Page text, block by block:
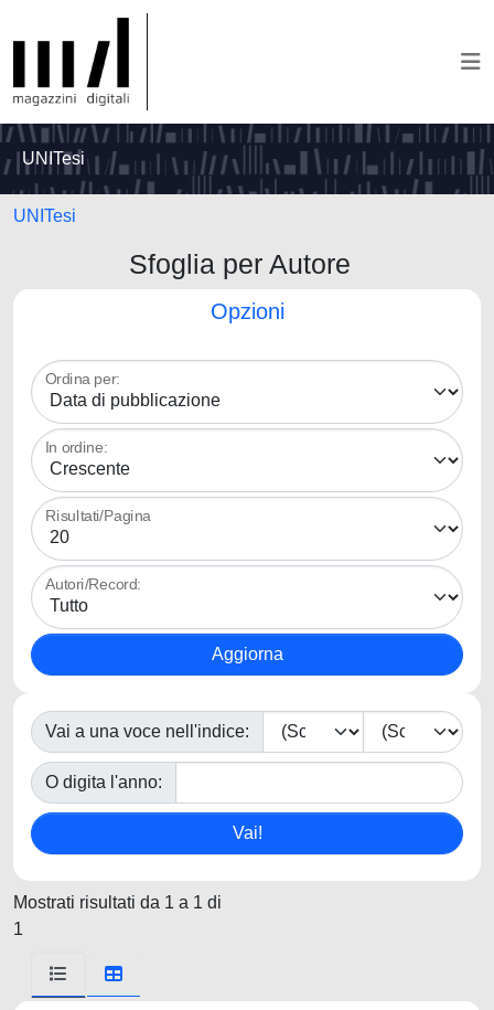
UNITesi
UNITesi
Sfoglia per Autore
Opzioni
Ordina per:
In ordine:
Risultati/Pagina
Autori/Record:
Vai a una voce nell'indice:
O digita l'anno:
Mostrati risultati da 1 a 1 di
1